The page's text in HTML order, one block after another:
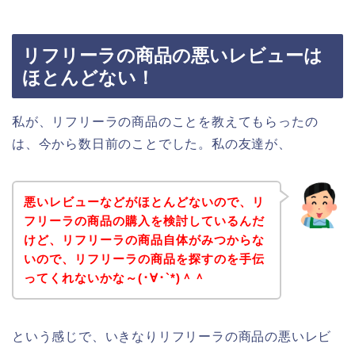
リフリーラの商品の悪いレビューは
ほとんどない！
私が、リフリーラの商品のことを教えてもらったの
は、今から数日前のことでした。私の友達が、
悪いレビューなどがほとんどないので、リ
フリーラの商品の購入を検討しているんだ
けど、リフリーラの商品自体がみつからな
いので、リフリーラの商品を探すのを手伝
ってくれないかな～(･∀･`*)＾＾
という感じで、いきなりリフリーラの商品の悪いレビ